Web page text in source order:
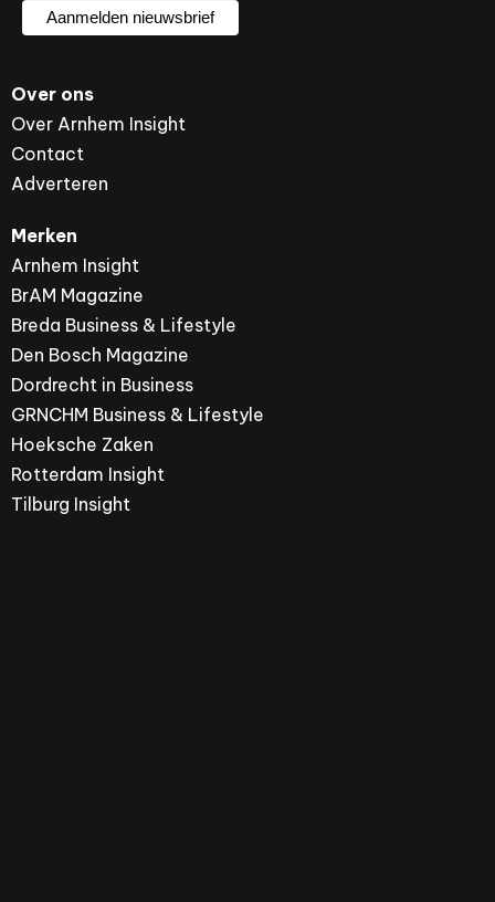
Over ons
Over Arnhem Insight
Contact
Adverteren
Merken
Arnhem Insight
BrAM Magazine
Breda Business & Lifestyle
Den Bosch Magazine
Dordrecht in Business
GRNCHM Business & Lifestyle
Hoeksche Zaken
Rotterdam Insight
Tilburg Insight